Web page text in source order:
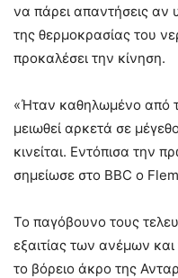
να πάρει απαντήσεις αν
της θερμοκρασίας του
προκαλέσει την κίνηση.
«Ήταν καθηλωμένο από
μειωθεί αρκετά σε
κινείται. Εντόπισα την
σημείωσε στο BBC ο
Το παγόβουνο τους
εξαιτίας των ανέμων
το βόρειο άκρο της